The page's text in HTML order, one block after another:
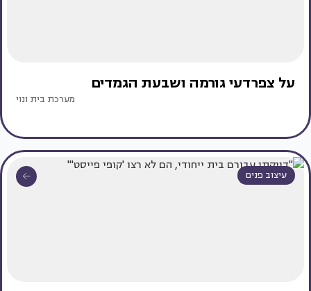
על צפרדעי גורמה ושבעת הגמדים
מערכת בית ונוי
עיצוב פנים